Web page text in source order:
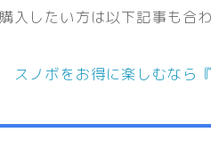
入したい方は以下記事も合
スノボをお得に楽しむなら